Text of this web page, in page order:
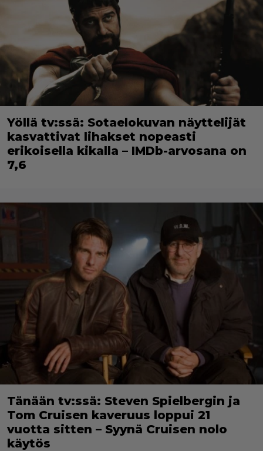
Yöllä tv:ssä: Sotaelokuvan näyttelijät
kasvattivat lihakset nopeasti
erikoisella kikalla – IMDb-arvosana on
7,6
Tänään tv:ssä: Steven Spielbergin ja
Tom Cruisen kaveruus loppui 21
vuotta sitten – Syynä Cruisen nolo
käytös